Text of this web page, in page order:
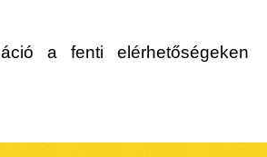
a fenti elérhetőségeken